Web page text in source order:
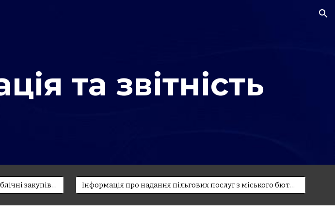
та звітність
Виграні тендери та публічні закупівлі Інформація про надання пільгових послуг з міського бютжету